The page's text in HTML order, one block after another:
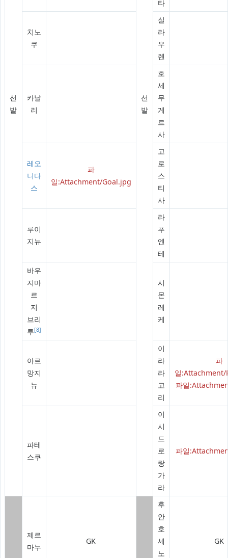
선
발
선
발
타
치노
쿠
실
라
우
렌
카날
리
호
세
무
게
르
사
레오
니다
스
파
일:Attachment/Goal.jpg
고
로
스
티
사
루이
지뉴
라
푸
엔
테
바우
지마
르
지
브리
투[8]
시
몬
레
케
아르
망지
뉴
이
라
라
고
리
파
일:Attachment/
파일
파테
스쿠
이
시
드
로
랑
가
라
파일
제르
마누
GK
후
안
호
세
노
GK